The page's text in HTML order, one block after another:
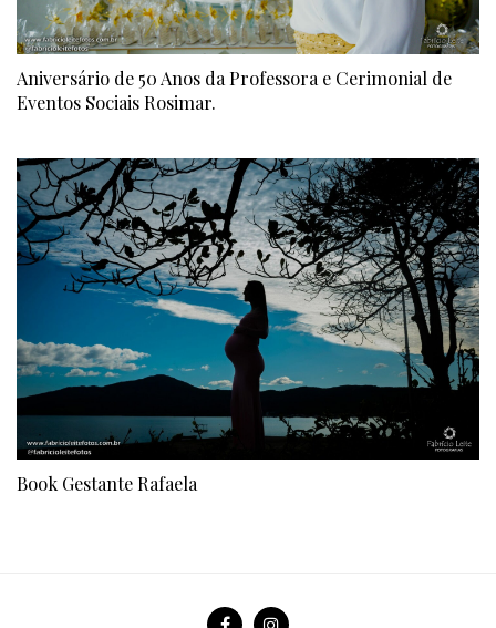
Aniversário de 50 Anos da Professora e Cerimonial de
Eventos Sociais Rosimar.
Book Gestante Rafaela